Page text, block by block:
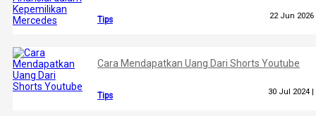
Tips 22 Jun
Cara Mendapatkan Uang Dari Shorts Youtube
Tips 30 Jul 2024 |